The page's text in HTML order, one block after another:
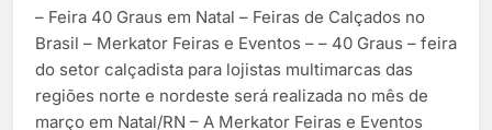
– Feira 40 Graus em Natal – Feiras de Calçados no
Brasil – Merkator Feiras e Eventos – – 40 Graus – feira
do setor calçadista para lojistas multimarcas das
regiões norte e nordeste será realizada no mês de
março em Natal/RN – A Merkator Feiras e Eventos